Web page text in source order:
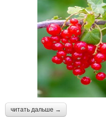
читать дальше →